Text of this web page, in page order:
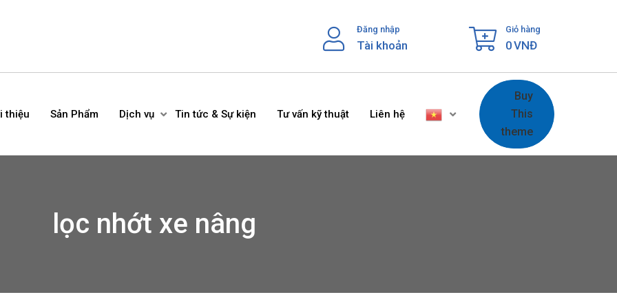
Đăng nhập
Tài khoản
Giỏ hàng
0VNĐ
thiệu Sản Phẩm Dịch vụ Tin tức & Sự kiện Tư vấn kỹ thuật Liên hệ
Buy
This
theme
lọc nhớt xe nâng